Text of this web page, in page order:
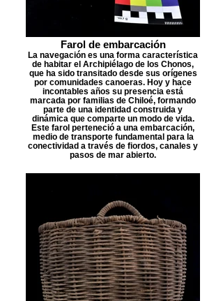
Farol de embarcación
La navegación es una forma característica
de habitar el Archipiélago de los Chonos,
que ha sido transitado desde sus orígenes
por comunidades canoeras. Hoy y hace
incontables años su presencia está
marcada por familias de Chiloé, formando
parte de una identidad construida y
dinámica que comparte un modo de vida.
Este farol perteneció a una embarcación,
medio de transporte fundamental para la
conectividad a través de fiordos, canales y
pasos de mar abierto.